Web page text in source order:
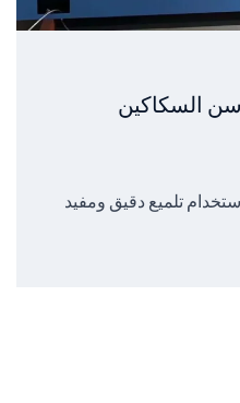
سن السكاكين
تلميع دقيق ومفيد